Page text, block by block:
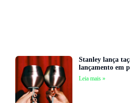
Stanley lança
lançamento em
Leia mais »